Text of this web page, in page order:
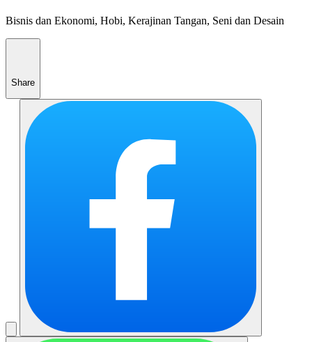
Bisnis dan Ekonomi, Hobi, Kerajinan Tangan, Seni dan Desain
Share